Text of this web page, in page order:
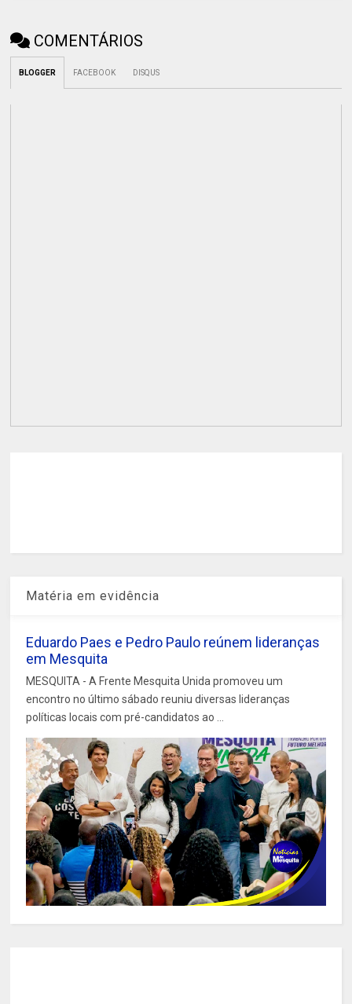
COMENTÁRIOS
BLOGGER FACEBOOK DISQUS
Matéria em evidência
Eduardo Paes e Pedro Paulo reúnem lideranças
em Mesquita
MESQUITA - A Frente Mesquita Unida promoveu um
encontro no último sábado reuniu diversas lideranças
políticas locais com pré-candidatos ao ...